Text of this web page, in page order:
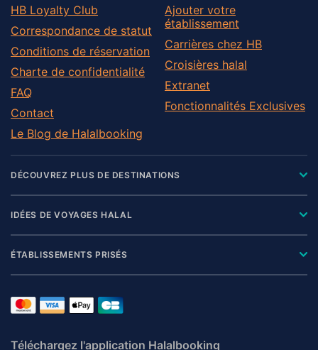
HB Loyalty Club
Correspondance de statut
Conditions de réservation
Charte de confidentialité
FAQ
Contact
Le Blog de Halalbooking
Ajouter votre
établissement
Carrières chez HB
Croisières halal
Extranet
Fonctionnalités Exclusives
DÉCOUVREZ PLUS DE DESTINATIONS
IDÉES DE VOYAGES HALAL
ÉTABLISSEMENTS PRISÉS
Téléchargez l'application Halalbooking